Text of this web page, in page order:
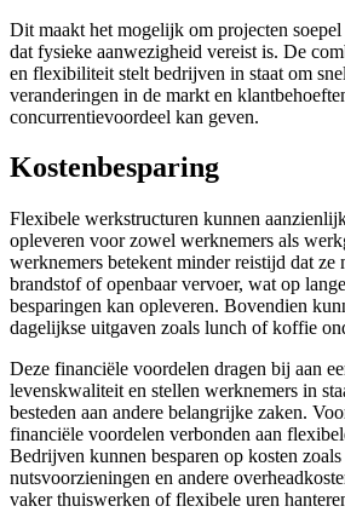
Dit maakt het mogelijk om projecten
dat fysieke aanwezigheid vereist is. De
en flexibiliteit stelt bedrijven in staat om
veranderingen in de markt en
concurrentievoordeel kan geven.
Kostenbesparing
Flexibele werkstructuren kunnen
opleveren voor zowel werknemers als
werknemers betekent minder reistijd dat ze
brandstof of openbaar vervoer, wat op
besparingen kan opleveren. Bovendien
dagelijkse uitgaven zoals lunch of koffie
Deze financiële voordelen dragen bij aan
levenskwaliteit en stellen werknemers in
besteden aan andere belangrijke zaken.
financiële voordelen verbonden aan
Bedrijven kunnen besparen op kosten
nutsvoorzieningen en andere
vaker thuiswerken of flexibele uren